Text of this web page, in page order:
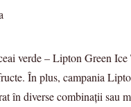
verde – Lipton Green
În plus, campania
în diverse combinații sau